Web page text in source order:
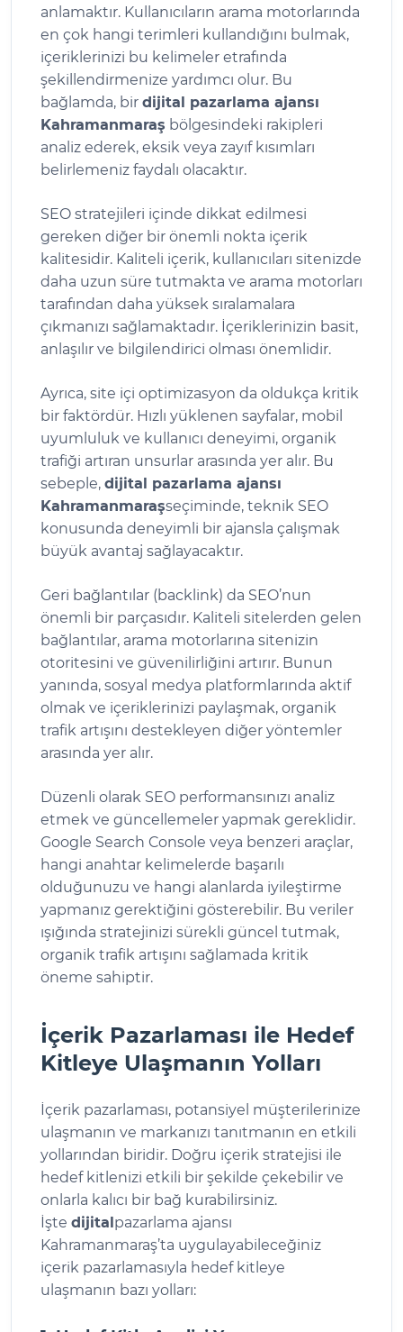
anlamaktır. Kullanıcıların arama motorlarında
en çok hangi terimleri kullandığını bulmak,
içeriklerinizi bu kelimeler etrafında
şekillendirmenize yardımcı olur. Bu
bağlamda, bir dijital pazarlama ajansı
Kahramanmaraş bölgesindeki rakipleri
analiz ederek, eksik veya zayıf kısımları
belirlemeniz faydalı olacaktır.
SEO stratejileri içinde dikkat edilmesi
gereken diğer bir önemli nokta içerik
kalitesidir. Kaliteli içerik, kullanıcıları sitenizde
daha uzun süre tutmakta ve arama motorları
tarafından daha yüksek sıralamalara
çıkmanızı sağlamaktadır. İçeriklerinizin basit,
anlaşılır ve bilgilendirici olması önemlidir.
Ayrıca, site içi optimizasyon da oldukça kritik
bir faktördür. Hızlı yüklenen sayfalar, mobil
uyumluluk ve kullanıcı deneyimi, organik
trafiği artıran unsurlar arasında yer alır. Bu
sebeple, dijital pazarlama ajansı
Kahramanmaraşseçiminde, teknik SEO
konusunda deneyimli bir ajansla çalışmak
büyük avantaj sağlayacaktır.
Geri bağlantılar (backlink) da SEO’nun
önemli bir parçasıdır. Kaliteli sitelerden gelen
bağlantılar, arama motorlarına sitenizin
otoritesini ve güvenilirliğini artırır. Bunun
yanında, sosyal medya platformlarında aktif
olmak ve içeriklerinizi paylaşmak, organik
trafik artışını destekleyen diğer yöntemler
arasında yer alır.
Düzenli olarak SEO performansınızı analiz
etmek ve güncellemeler yapmak gereklidir.
Google Search Console veya benzeri araçlar,
hangi anahtar kelimelerde başarılı
olduğunuzu ve hangi alanlarda iyileştirme
yapmanız gerektiğini gösterebilir. Bu veriler
ışığında stratejinizi sürekli güncel tutmak,
organik trafik artışını sağlamada kritik
öneme sahiptir.
İçerik Pazarlaması ile Hedef
Kitleye Ulaşmanın Yolları
İçerik pazarlaması, potansiyel müşterilerinize
ulaşmanın ve markanızı tanıtmanın en etkili
yollarından biridir. Doğru içerik stratejisi ile
hedef kitlenizi etkili bir şekilde çekebilir ve
onlarla kalıcı bir bağ kurabilirsiniz.
İşte dijitalpazarlama ajansı
Kahramanmaraş’ta uygulayabileceğiniz
içerik pazarlamasıyla hedef kitleye
ulaşmanın bazı yolları: